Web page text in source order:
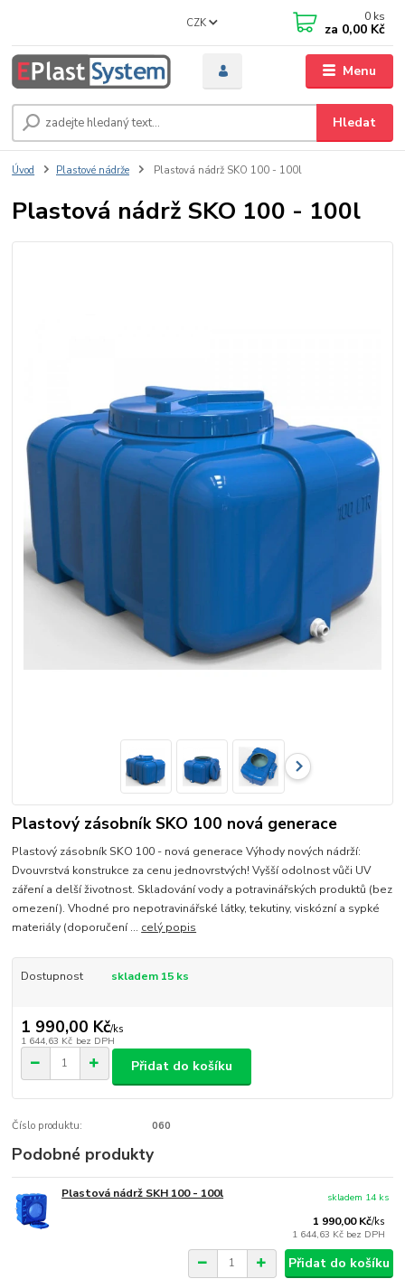
Menu
CZK
Hledat
0 ks
za 0,00 Kč
Úvod Plastové nádrže Plastová nádrž SKO 100 - 100l
Plastová nádrž SKO 100 - 100l
Plastový zásobník SKO 100 nová generace
Plastový zásobník SKO 100 - nová generace Výhody nových nádrží:
Dvouvrstvá konstrukce za cenu jednovrstvých! Vyšší odolnost vůči UV
záření a delší životnost. Skladování vody a potravinářských produktů (bez
omezení). Vhodné pro nepotravinářské látky, tekutiny, viskózní a sypké
materiály (doporučení ... celý popis
Dostupnost skladem 15 ks
1 990,00 Kč/ks
1 644,63 Kč bez DPH
Přidat do košíku
Číslo produktu: 060
Podobné produkty
Plastová nádrž SKH 100 - 100l
1 990,00 Kč/ks
1 644,63 Kč bez DPH
skladem 14 ks
Přidat do košíku